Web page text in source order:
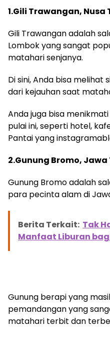
1.Gili Trawangan,
Gili Trawangan adalah
Lombok yang sangat
matahari senjanya.
Di sini, Anda bisa melihat
dari kejauhan saat
Anda juga bisa
pulai ini, seperti hotel,
Pantai yang
2.Gunung Bromo,
Gunung Bromo adalah
para pecinta alam di
Berita Terkait: Tak
Manfaat Liburan
Gunung berapi yang
pemandangan yang
matahari terbit dan